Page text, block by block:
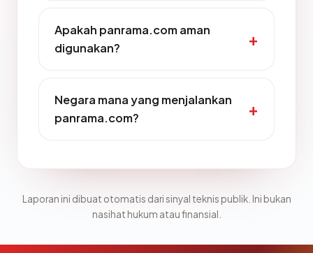
Apakah panrama.com aman
digunakan?
Negara mana yang menjalankan
panrama.com?
Laporan ini dibuat otomatis dari sinyal teknis publik. Ini bukan
nasihat hukum atau finansial.